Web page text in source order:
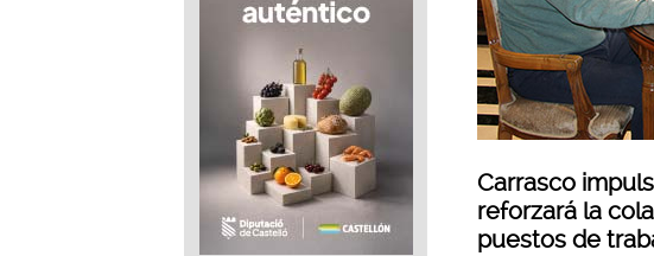
Carrasco
reforzará la
puestos de